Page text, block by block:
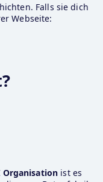
Falls sie dich
Organisation ist es